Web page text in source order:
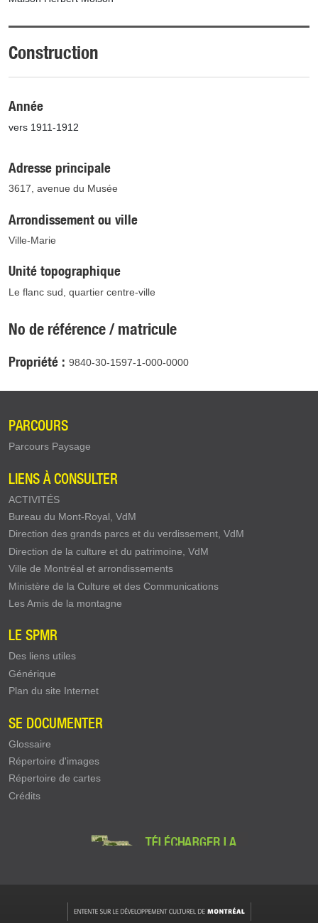
Construction
Année
vers 1911-1912
Adresse principale
3617, avenue du Musée
Arrondissement ou ville
Ville-Marie
Unité topographique
Le flanc sud, quartier centre-ville
No de référence / matricule
Propriété 9840-30-1597-1-000-0000
PARCOURS
Parcours Paysage
LIENS À CONSULTER
ACTIVITÉS
Bureau du Mont-Royal, VdM
Direction des grands parcs et du verdissement, VdM
Direction de la culture et du patrimoine, VdM
Ville de Montréal et arrondissements
Ministère de la Culture et des Communications
Les Amis de la montagne
LE SPMR
Des liens utiles
Générique
Plan du site Internet
SE DOCUMENTER
Glossaire
Répertoire d'images
Répertoire de cartes
Crédits